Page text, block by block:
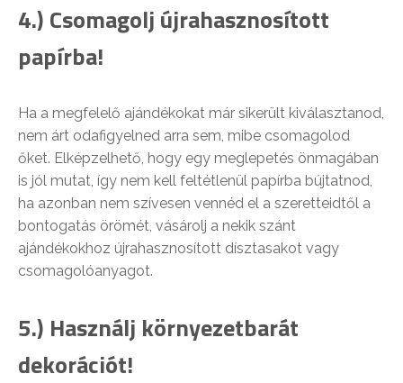
4.) Csomagolj újrahasznosított
papírba!
Ha a megfelelő ajándékokat már sikerült kiválasztanod,
nem árt odafigyelned arra sem, mibe csomagolod
őket. Elképzelhető, hogy egy meglepetés önmagában
is jól mutat, így nem kell feltétlenül papírba bújtatnod,
ha azonban nem szívesen vennéd el a szeretteidtől a
bontogatás örömét, vásárolj a nekik szánt
ajándékokhoz újrahasznosított dísztasakot vagy
csomagolóanyagot.
5.) Használj környezetbarát
dekorációt!